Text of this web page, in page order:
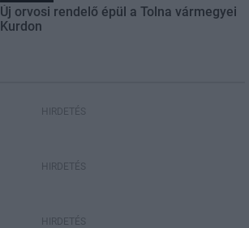
Új orvosi rendelő épül a Tolna vármegyei
Kurdon
HIRDETÉS
HIRDETÉS
HIRDETÉS